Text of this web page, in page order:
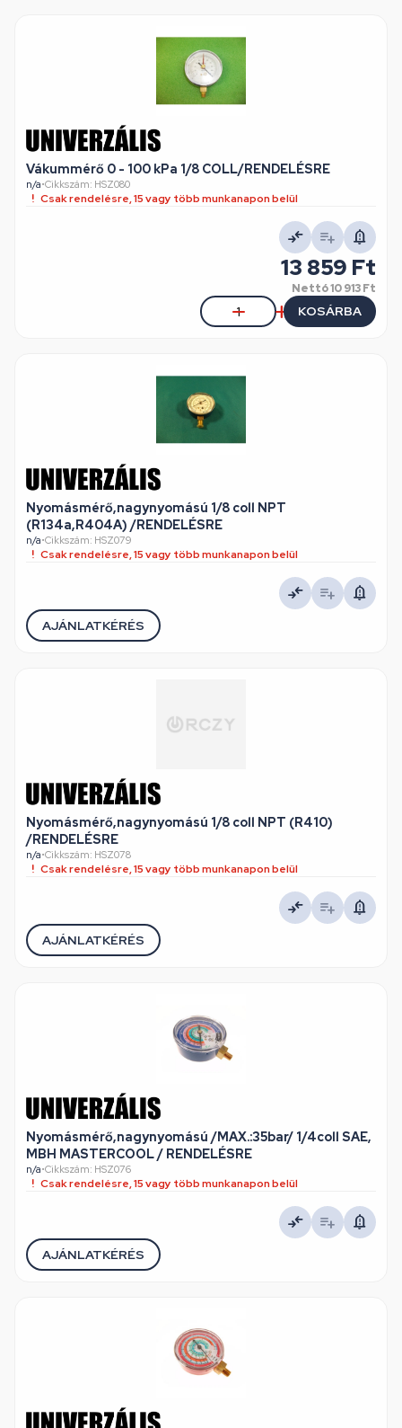
Vákummérő 0 - 100 kPa 1/8 COLL/RENDELÉSRE
n/a•Cikkszám: HSZ080
Csak rendelésre, 15 vagy több munkanapon belül
13 859 Ft
Nettó10 913 Ft
KOSÁRBA
Nyomásmérő,nagynyomású 1/8 coll NPT
(R134a,R404A) /RENDELÉSRE
n/a•Cikkszám: HSZ079
Csak rendelésre, 15 vagy több munkanapon belül
AJÁNLATKÉRÉS
Nyomásmérő,nagynyomású 1/8 coll NPT (R410)
/RENDELÉSRE
n/a•Cikkszám: HSZ078
Csak rendelésre, 15 vagy több munkanapon belül
AJÁNLATKÉRÉS
Nyomásmérő,nagynyomású /MAX.:35bar/ 1/4coll SAE,
MBH MASTERCOOL / RENDELÉSRE
n/a•Cikkszám: HSZ076
Csak rendelésre, 15 vagy több munkanapon belül
AJÁNLATKÉRÉS